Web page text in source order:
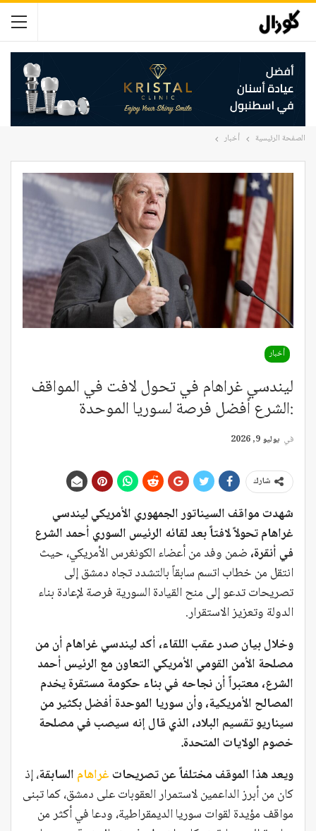
الصفحة الرئيسية أخبار
أخبار
ليندسي غراهام في تحول لافت في المواقف
:الشرع أفضل فرصة لسوريا الموحدة
في يوليو 9, 2026
شارك
شهدت مواقف السيناتور الجمهوري الأمريكي ليندسي
غراهام تحولاً لافتاً بعد لقائه الرئيس السوري أحمد الشرع
في أنقرة، ضمن وفد من أعضاء الكونغرس الأمريكي، حيث
انتقل من خطاب اتسم سابقاً بالتشدد تجاه دمشق إلى
تصريحات تدعو إلى منح القيادة السورية فرصة لإعادة بناء
الدولة وتعزيز الاستقرار.
وخلال بيان صدر عقب اللقاء، أكد ليندسي غراهام أن من
مصلحة الأمن القومي الأمريكي التعاون مع الرئيس أحمد
الشرع، معتبراً أن نجاحه في بناء حكومة مستقرة يخدم
المصالح الأمريكية، وأن سوريا الموحدة أفضل بكثير من
سيناريو تقسيم البلاد، الذي قال إنه سيصب في مصلحة
خصوم الولايات المتحدة.
ويعد هذا الموقف مختلفاً عن تصريحات غراهام السابقة، إذ
كان من أبرز الداعمين لاستمرار العقوبات على دمشق، كما تبنى
مواقف مؤيدة لقوات سوريا الديمقراطية، ودعا في أكثر من